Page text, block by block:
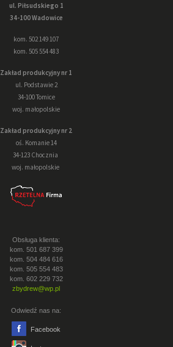
ul. Piłsudskiego 1
34-100 Wadowice
kom. 502 149 107
kom. 505 554 483
Zakład produkcyjny nr 1
ul. Podstawie 2
34-100 Tomice
woj. małopolskie
Zakład produkcyjny nr 2
oś. Komanie 14
34-123 Chocznia
woj. małopolskie
Obsługa klienta:
kom. 501 687 399
kom. 504 484 616
kom. 505 554 483
kom. 602 229 732
zbydrew@wp.pl
Odwiedź nas na:
Facebook